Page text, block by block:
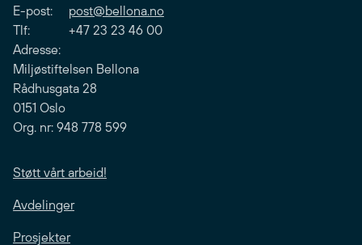
E-post: post@bellona.no
Tlf: +47 23 23 46 00
Adresse:
Miljøstiftelsen Bellona
Rådhusgata 28
0151 Oslo
Org. nr: 948 778 599
Støtt vårt arbeid!
Avdelinger
Prosjekter